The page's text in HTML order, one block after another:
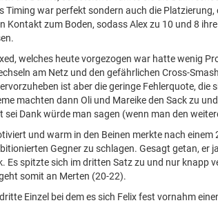
Timing war perfekt sondern auch die
Kontakt zum Boden, sodass Alex zu 10 und 8
welches heute vorgezogen war hatte wenig
am Netz und den gefährlichen Cross-
ist aber die geringe Fehlerquote, die
machten dann Oli und Mareike den Sack zu
sei Dank würde man sagen (wenn man den
und warm in den Beinen merkte nach einem
Gegner zu schlagen. Gesagt getan, er
Es spitzte sich im dritten Satz zu und nur knapp
somit an Merten (20-22).
Einzel bei dem es sich Felix fest vornahm